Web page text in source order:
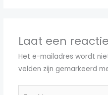
Laat een
Het e-mailadres wordt
velden zijn gemarkeerd